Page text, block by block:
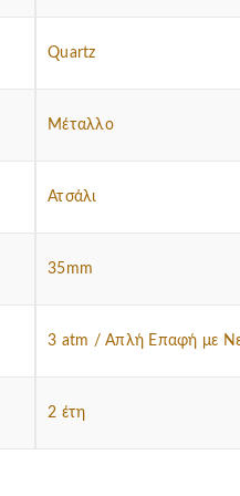
Quartz
Μέταλλο
Ατσάλι
35mm
3 atm / Απλή Επαφή με
2 έτη